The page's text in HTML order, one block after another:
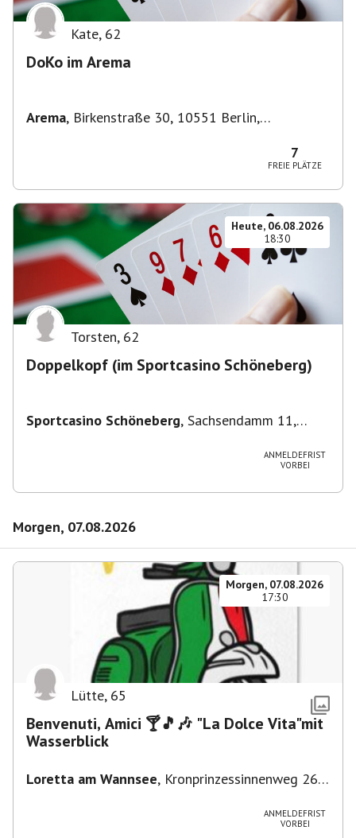
Kate, 62
DoKo im Arema
Arema, Birkenstraße 30, 10551 Berlin,
7
FREIE PLÄTZE
Heute, 06.08.2026
18:30
Torsten, 62
Doppelkopf (im Sportcasino Schöneberg)
Sportcasino Schöneberg, Sachsendamm 11,
ANMELDEFRIST
VORBEI
Morgen, 07.08.2026
Morgen, 07.08.2026
17:30
Lütte, 65
Benvenuti, Amici 🍸🎵🎶 "La Dolce Vita"mit
Wasserblick
Loretta am Wannsee, Kronprinzessinnenweg 260,
ANMELDEFRIST
VORBEI